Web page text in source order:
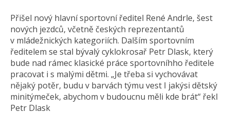
Přišel nový hlavní sportovní ředitel René Andrle, šest
nových jezdců, včetně českých reprezentantů
v mládežnických kategoriích. Dalším sportovním
ředitelem se stal bývalý cyklokrosař Petr Dlask, který
bude nad rámec klasické práce sportovníhho ředitele
pracovat i s malými dětmi. „Je třeba si vychovávat
nějaký potěr, budu v barvách týmu vest I jakýsi dětský
minitýmeček, abychom v budoucnu měli kde brát“ řekl
Petr Dlask